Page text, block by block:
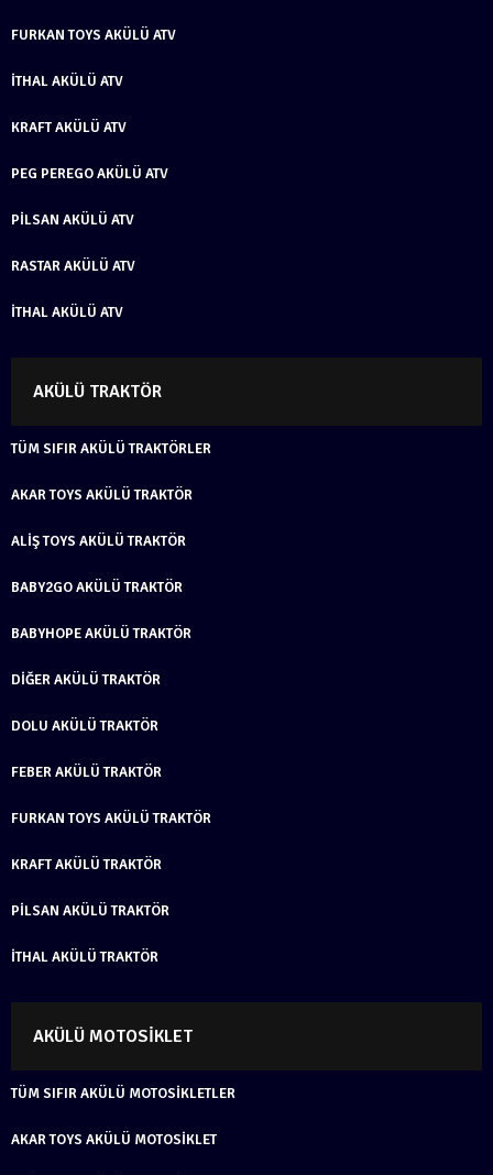
FURKAN TOYS AKÜLÜ ATV
İTHAL AKÜLÜ ATV
KRAFT AKÜLÜ ATV
PEG PEREGO AKÜLÜ ATV
PILSAN AKÜLÜ ATV
RASTAR AKÜLÜ ATV
İTHAL AKÜLÜ ATV
AKÜLÜ TRAKTÖR
TÜM SIFIR AKÜLÜ TRAKTÖRLER
AKAR TOYS AKÜLÜ TRAKTÖR
ALIŞ TOYS AKÜLÜ TRAKTÖR
BABY2GO AKÜLÜ TRAKTÖR
BABYHOPE AKÜLÜ TRAKTÖR
DIĞER AKÜLÜ TRAKTÖR
DOLU AKÜLÜ TRAKTÖR
FEBER AKÜLÜ TRAKTÖR
FURKAN TOYS AKÜLÜ TRAKTÖR
KRAFT AKÜLÜ TRAKTÖR
PILSAN AKÜLÜ TRAKTÖR
İTHAL AKÜLÜ TRAKTÖR
AKÜLÜ MOTOSIKLET
TÜM SIFIR AKÜLÜ MOTOSIKLETLER
AKAR TOYS AKÜLÜ MOTOSIKLET